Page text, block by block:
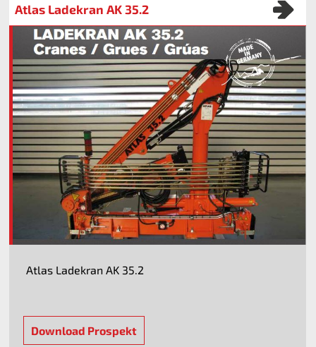
Atlas Ladekran AK 35.2
Atlas Ladekran AK 35.2
Download Prospekt